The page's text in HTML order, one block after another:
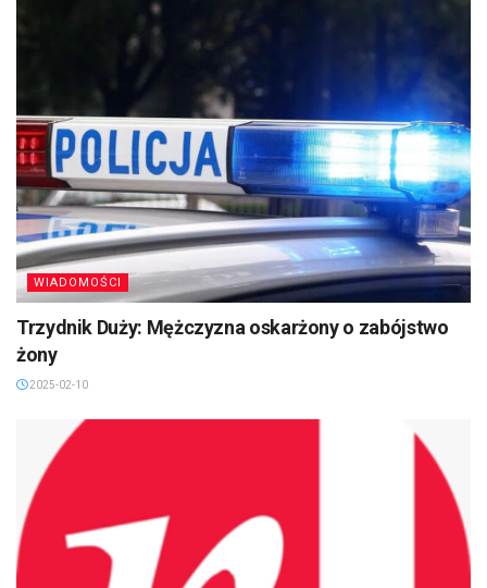
WIADOMOŚCI
Trzydnik Duży: Mężczyzna oskarżony o zabójstwo
żony
2025-02-10